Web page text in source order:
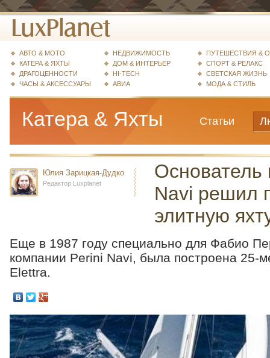
АВТО & МОТО
КАТЕРА & ЯХТЫ
ДРАГОЦЕННОСТИ
ЧАСЫ & АКСЕССУАРЫ
НЕДВИЖИМОСТЬ
ДОМ & ИНТЕРЬЕР
HI-TECH
АВИА
ПУТЕШЕСТВИЯ &
СПОРТ & РЕЛАКС
СВЕТСКАЯ ЖИЗНЬ
МОДА & СТИЛЬ
Катера & Яхты Статьи
Юлия Зарицкая-Дудко
Редактор Luxplanet
Navi решил
элитную
Еще в 1987 году специально для Фабио
компании Perini Navi, была построена 25-
Elettra.